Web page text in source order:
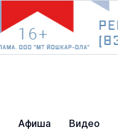
Афиша Видео